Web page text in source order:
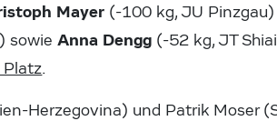
Mayer (-100 kg, JU Pinzgau)
sowieAnna Dengg (-52 kg, JT
Platz.
Herzegovina) und Patrik Moser